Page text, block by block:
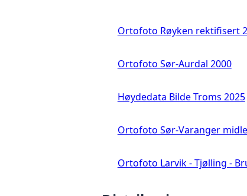
Ortofoto Røyken rektifisert
Ortofoto Sør-Aurdal 2000
Høydedata Bilde Troms 2025
Ortofoto Sør-Varanger
Ortofoto Larvik - Tjølling -